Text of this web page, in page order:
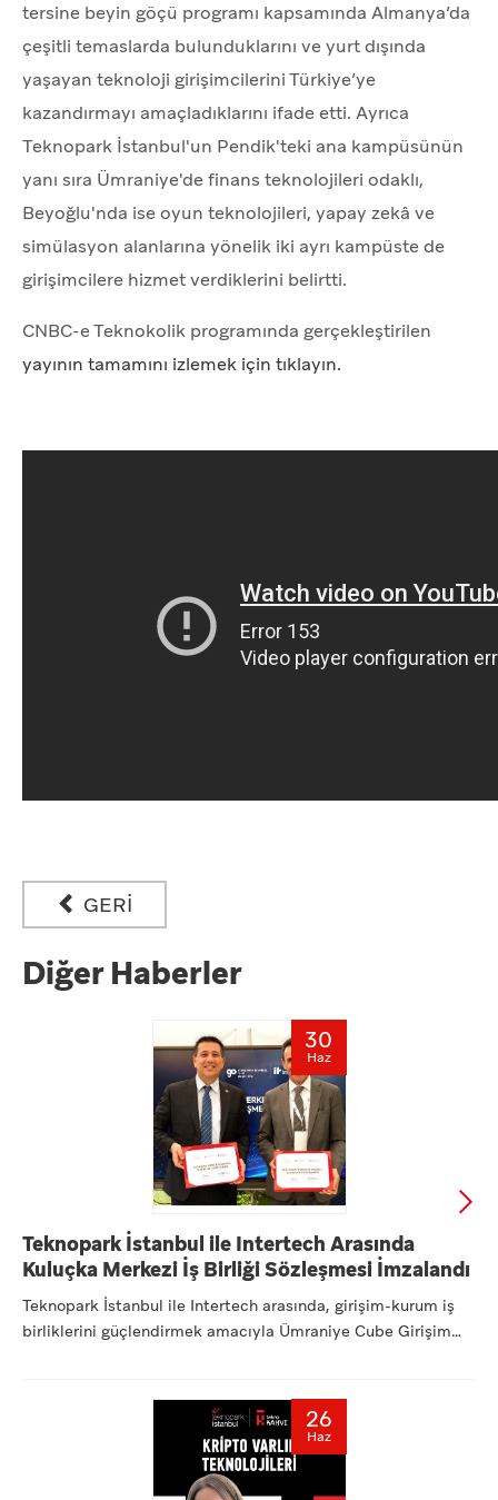
tersine beyin göçü programı kapsamında Almanya’da
çeşitli temaslarda bulunduklarını ve yurt dışında
yaşayan teknoloji girişimcilerini Türkiye’ye
kazandırmayı amaçladıklarını ifade etti. Ayrıca
Teknopark İstanbul'un Pendik'teki ana kampüsünün
yanı sıra Ümraniye'de finans teknolojileri odaklı,
Beyoğlu'nda ise oyun teknolojileri, yapay zekâ ve
simülasyon alanlarına yönelik iki ayrı kampüste de
girişimcilere hizmet verdiklerini belirtti.
CNBC-e Teknokolik programında gerçekleştirilen
yayının tamamını izlemek için tıklayın.
GERİ
Diğer Haberler
30
Haz
Teknopark İstanbul ile Intertech Arasında
Kuluçka Merkezi İş Birliği Sözleşmesi İmzalandı
Teknopark İstanbul ile Intertech arasında, girişim-kurum iş
birliklerini güçlendirmek amacıyla Ümraniye Cube Girişim
26
Haz